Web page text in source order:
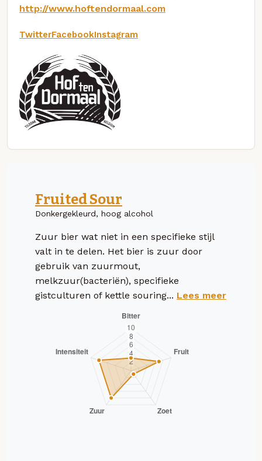
http://www.hoftendormaal.com
TwitterFacebookInstagram
Fruited Sour
Donkergekleurd, hoog alcohol
Zuur bier wat niet in een specifieke stijl
valt in te delen. Het bier is zuur door
gebruik van zuurmout,
melkzuur(bacteriën), specifieke
gistculturen of kettle souring... Lees meer